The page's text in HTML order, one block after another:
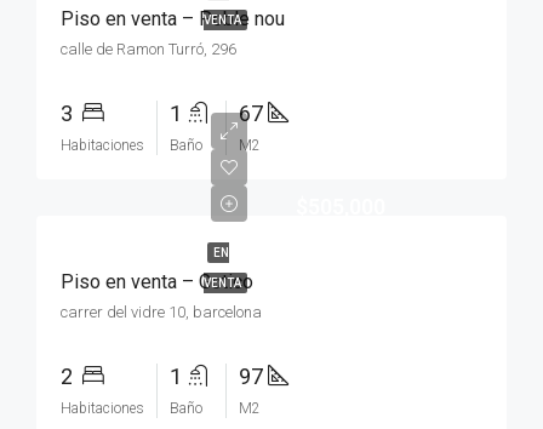
VENTA
Piso en venta – Poble nou
calle de Ramon Turró, 296
3
Habitaciones
1
Baño
67
M2
EN
VENTA
Piso en venta – Gotico
carrer del vidre 10, barcelona
2
Habitaciones
1
Baño
97
M2